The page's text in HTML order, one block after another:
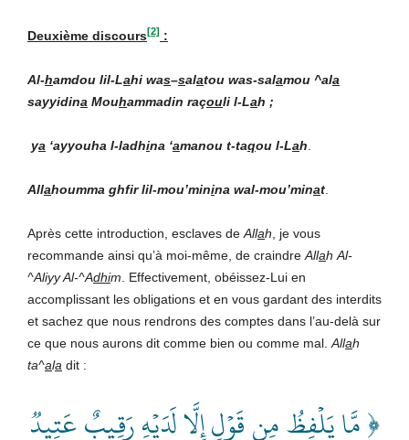
Deuxième discours[2] :
Al-hamdou lil-Lahi was–salatou was-salamou ^ala
sayyidina Mouhammadin raçouli l-Lah ;
ya ‘ayyouha l-ladhina ‘amanou t-taqou l-Lah
Allahoumma ghfir lil-mou’minina wal-mou’minat
Après cette introduction, esclaves de Allah , je vous
recommande ainsi qu’à moi-même, de craindre Allah Al-
^Aliyy Al-^Adhim . Effectivement, obéissez-Lui en
accomplissant les obligations et en vous gardant des interdits
et sachez que nous rendrons des comptes dans l’au-delà sur
ce que nous aurons dit comme bien ou comme mal. Allah
ta^ala dit :
﴿ مَّا يَلۡفِظُ مِن قَوۡلٍ إِلَّا لَدَيۡهِ رَقِيبٌ عَتِيدٞ